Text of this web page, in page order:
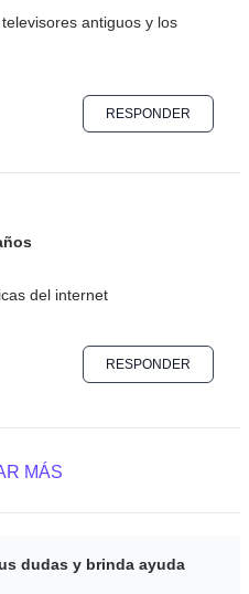
antiguos y los
RESPONDER
del internet
RESPONDER
MÁS
dudas y brinda ayuda